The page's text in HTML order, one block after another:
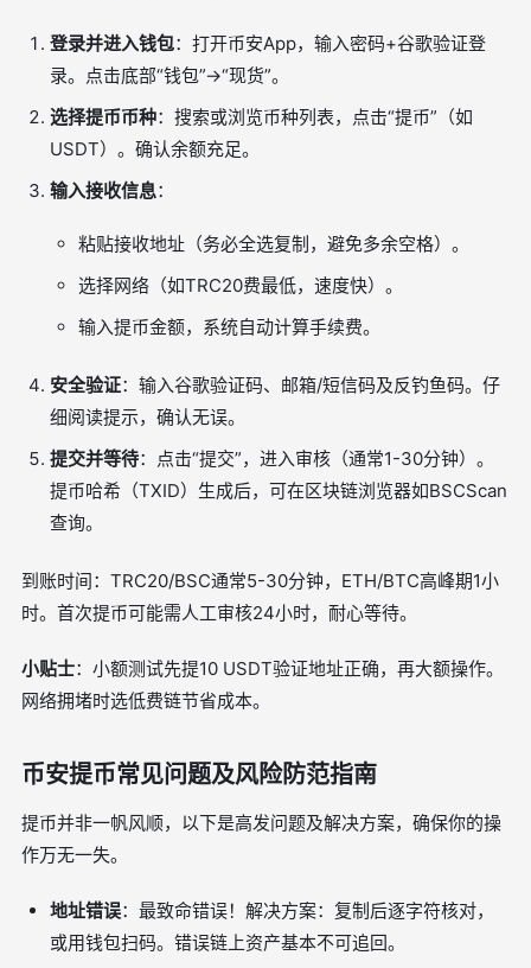
登录并进入钱包：打开币安App，输入密码+谷歌验证登
录。点击底部“钱包”→“现货”。
选择提币币种：搜索或浏览币种列表，点击“提币”（如
USDT）。确认余额充足。
输入接收信息：
粘贴接收地址（务必全选复制，避免多余空格）。
选择网络（如TRC20费最低，速度快）。
输入提币金额，系统自动计算手续费。
安全验证：输入谷歌验证码、邮箱/短信码及反钓鱼码。仔
细阅读提示，确认无误。
提交并等待：点击“提交”，进入审核（通常1-30分钟）。
提币哈希（TXID）生成后，可在区块链浏览器如BSCScan
查询。
到账时间：TRC20/BSC通常5-30分钟，ETH/BTC高峰期1小
时。首次提币可能需人工审核24小时，耐心等待。
小贴士：小额测试先提10 USDT验证地址正确，再大额操作。
网络拥堵时选低费链节省成本。
币安提币常见问题及风险防范指南
提币并非一帆风顺，以下是高发问题及解决方案，确保你的操
作万无一失。
地址错误：最致命错误！解决方案：复制后逐字符核对，
或用钱包扫码。错误链上资产基本不可追回。